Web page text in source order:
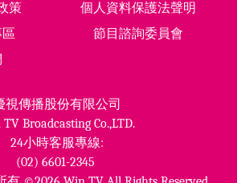
策
個人資料保護法聲明
節目諮詢委員會
視傳播股份有限公司
Broadcasting Co.,LTD.
24小時客服專線:
(02) 6601-2345